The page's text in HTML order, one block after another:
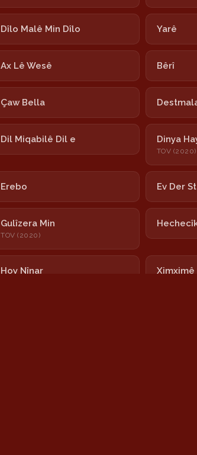
Dîlo Malê Min Dîlo Yarê
Ax Lê Wesê Bêrî
Çaw Bella
Dil Miqabilê Dil e Dinya
TOV (2020)
Erebo Ev Der
Gulîzera Min
TOV (2020)
Hoy Nînar Ximximê